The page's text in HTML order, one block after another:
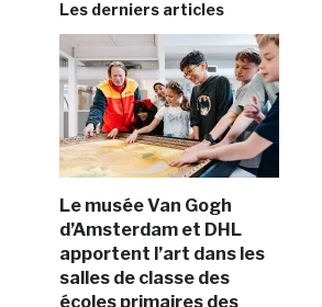
Les derniers articles
Le musée Van Gogh
d’Amsterdam et DHL
apportent l’art dans les
salles de classe des
écoles primaires des